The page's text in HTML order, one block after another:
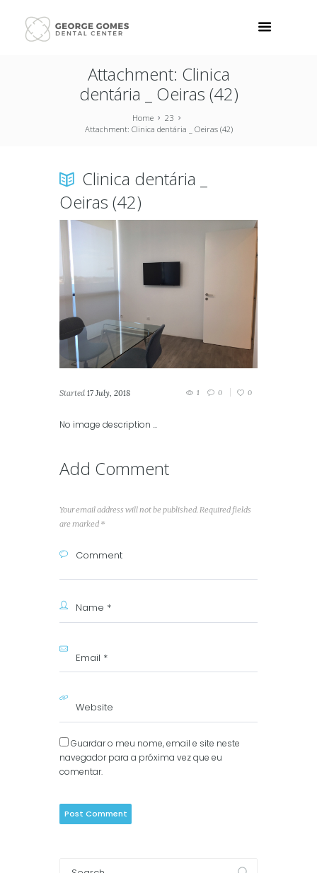
Attachment: Clinica
dentária _ Oeiras (42)
Home
23
Attachment: Clinica dentária _ Oeiras (42)
Clinica dentária _
Oeiras (42)
Started 17 July, 2018 1 0 0
No image description ...
Add Comment
Your email address will not be published. Required fields
are marked *
Guardar o meu nome, email e site neste
navegador para a próxima vez que eu
comentar.